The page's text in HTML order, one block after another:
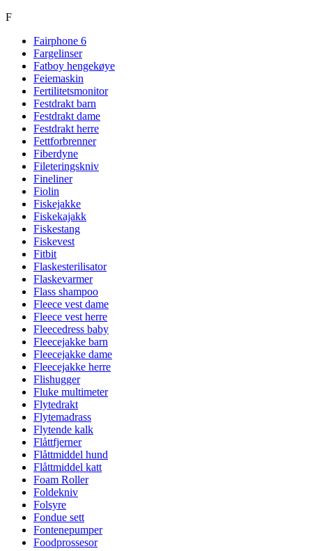
F
Fairphone 6
Fargelinser
Fatboy hengekøye
Feiemaskin
Fertilitetsmonitor
Festdrakt barn
Festdrakt dame
Festdrakt herre
Fettforbrenner
Fiberdyne
Fileteringskniv
Fineliner
Fiolin
Fiskejakke
Fiskekajakk
Fiskestang
Fiskevest
Fitbit
Flaskesterilisator
Flaskevarmer
Flass shampoo
Fleece vest dame
Fleece vest herre
Fleecedress baby
Fleecejakke barn
Fleecejakke dame
Fleecejakke herre
Flishugger
Fluke multimeter
Flytedrakt
Flytemadrass
Flytende kalk
Flåttfjerner
Flåttmiddel hund
Flåttmiddel katt
Foam Roller
Foldekniv
Folsyre
Fondue sett
Fontenepumper
Foodprossesor